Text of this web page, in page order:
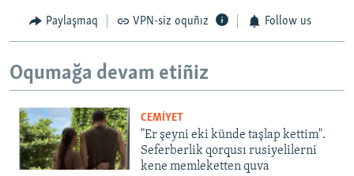
Paylaşmaq VPN-siz oquñız Follow us
Oqumağa devam etiñiz
CEMİYET
"Er şeyni eki künde taşlap kettim".
Seferberlik qorqusı rusiyelilerni
kene memleketten quva